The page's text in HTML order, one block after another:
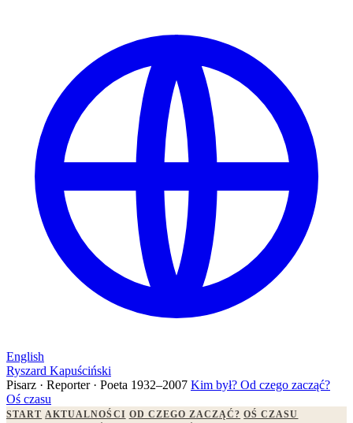
English
Ryszard Kapuściński
Pisarz · Reporter · Poeta 1932–2007 Kim był? Od czego zacząć?
Oś czasu
START AKTUALNOŚCI OD CZEGO ZACZĄĆ? OŚ CZASU